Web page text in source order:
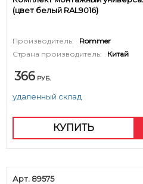
(цвет белый RAL9016)
Производитель:
Rommer
Страна производитель:
Китай
366 РУБ.
удаленный склад
КУПИТЬ
Арт. 89575